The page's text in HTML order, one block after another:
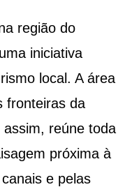
região do
iniciativa
local. A área
fronteiras da
reúne toda
próxima à
e pelas